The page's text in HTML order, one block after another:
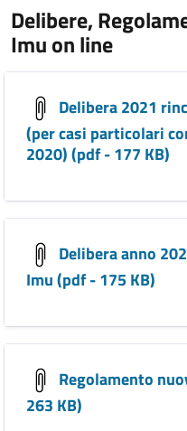
Delibere,
Imu on line
Delibera 2021
(per casi particolari
2020) (pdf - 177 KB)
Delibera anno
Imu (pdf - 175 KB)
Regolamento
263 KB)